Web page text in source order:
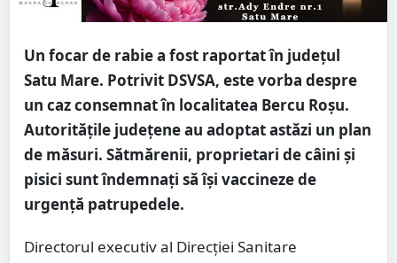
Un focar de rabie a fost raportat în județul
Satu Mare. Potrivit DSVSA, este vorba despre
un caz consemnat în localitatea Bercu Roșu.
Autoritățile județene au adoptat astăzi un plan
de măsuri. Sătmărenii, proprietari de câini și
pisici sunt îndemnați să își vaccineze de
urgență patrupedele.
Directorul executiv al Direcției Sanitare